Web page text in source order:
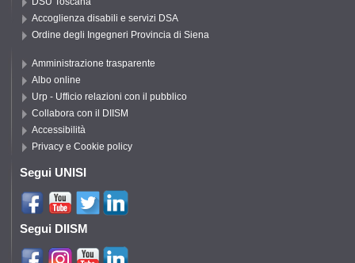
Accoglienza disabili e servizi DSA
Ordine degli Ingegneri Provincia di Siena
Amministrazione trasparente
Albo online
Urp - Ufficio relazioni con il pubblico
Collabora con il DIISM
Accessibilità
Privacy e Cookie policy
Segui UNISI
Segui DIISM